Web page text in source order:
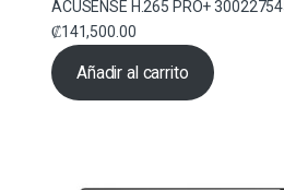
ACUSENSE H.265 PRO+
₡141,500.00
Añadir al carrito